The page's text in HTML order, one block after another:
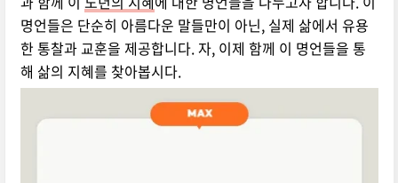
명언들은 단순히 아름다운 말들만이 아닌, 실제 삶에서 유용
한 통찰과 교훈을 제공합니다. 자, 이제 함께 이 명언들을 통
해 삶의 지혜를 찾아봅시다.